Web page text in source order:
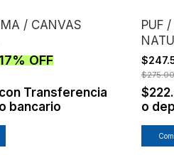
/ CANVAS
%OFF
con Transferencia
bancario
PUF
o